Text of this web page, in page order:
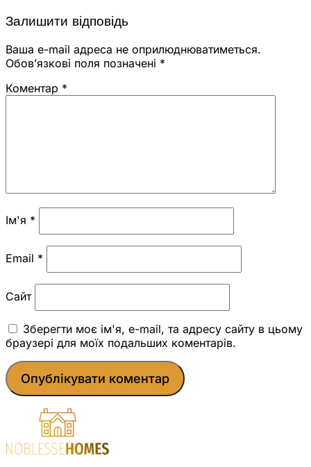
Залишити відповідь
Ваша e-mail адреса не оприлюднюватиметься.
Обов’язкові поля позначені *
Коментар *
Ім'я *
Email *
Сайт
Зберегти моє ім'я, e-mail, та адресу сайту в цьому
браузері для моїх подальших коментарів.